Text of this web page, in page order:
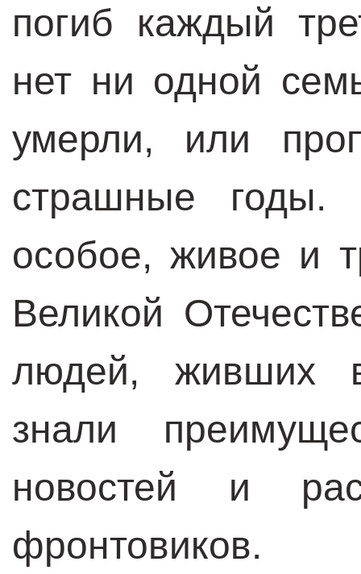
погиб каждый
нет ни одной
умерли, или
страшные годы.
особое, живое и
Великой
людей, живших
знали
новостей и
фронтовиков.